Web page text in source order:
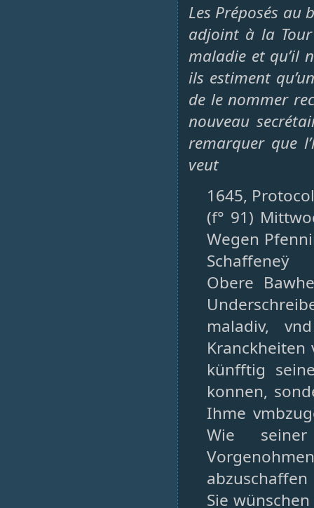
Les Préposés
adjoint à la
maladie et qu’il
ils estiment
de le nommer
nouveau
remarquer que
veut
1645,
(f° 91)
Wegen
Schaffeneÿ
Obere
maladiv,
künfftig
konnen,
Ihme
Wie
Sie